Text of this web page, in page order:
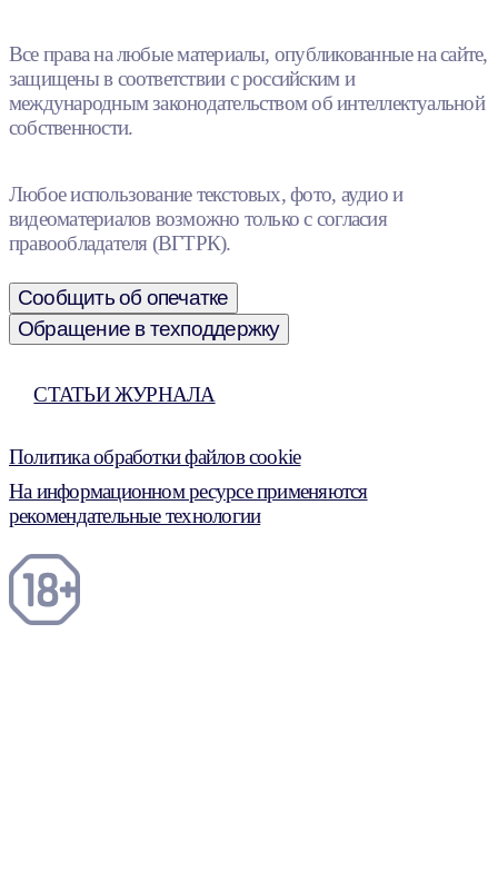
Все права на любые материалы, опубликованные на сайте,
защищены в соответствии с российским и
международным законодательством об интеллектуальной
собственности.
Любое использование текстовых, фото, аудио и
видеоматериалов возможно только с согласия
правообладателя (ВГТРК).
Сообщить об опечатке
Обращение в техподдержку
СТАТЬИ ЖУРНАЛА
Политика обработки файлов cookie
На информационном ресурсе применяются
рекомендательные технологии